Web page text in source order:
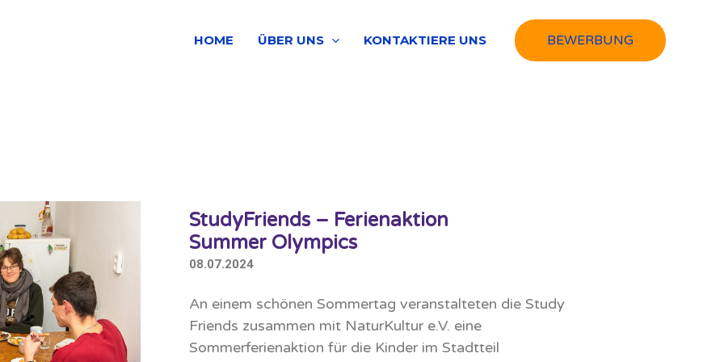
HOME ÜBER UNS KONTAKTIERE UNS BEWERBUNG
StudyFriends – Ferienaktion
Summer Olympics
08.07.2024
An einem schönen Sommertag veranstalteten die Study
Friends zusammen mit NaturKultur e.V. eine
Sommerferienaktion für die Kinder im Stadtteil